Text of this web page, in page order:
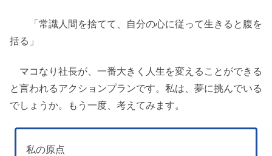
「常識人間を捨てて、自分の心に従って生きると腹を
括る」
マコなり社長が、一番大きく人生を変えることができる
と言われるアクションプランです。私は、夢に挑んでいる
でしょうか。もう一度、考えてみます。
私の原点